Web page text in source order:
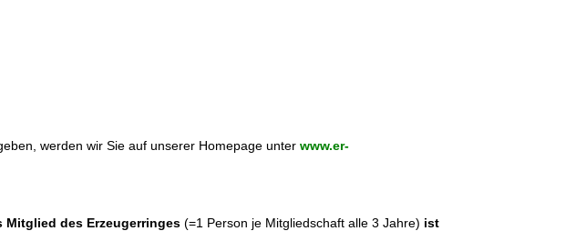
werden wir Sie auf unserer Homepage unterwww.er-
Mitglied des Erzeugerringes (=1 Person je Mitgliedschaft alle 3 Jahre) ist